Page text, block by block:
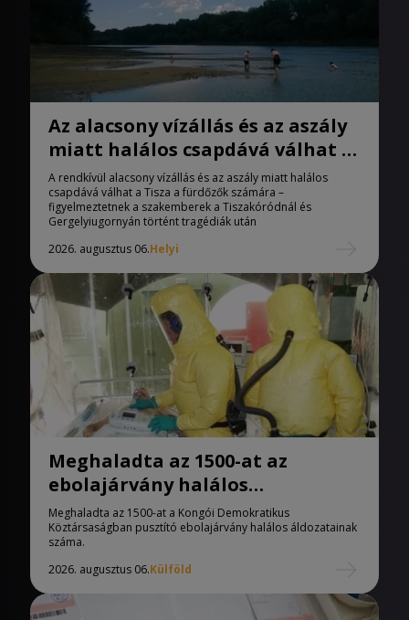
Az alacsony vízállás és az aszály
miatt halálos csapdává válhat a
Tisza
A rendkívül alacsony vízállás és az aszály miatt halálos
csapdává válhat a Tisza a fürdőzők számára –
figyelmeztetnek a szakemberek a Tiszakóródnál és
Gergelyiugornyán történt tragédiák után
2026. augusztus 06.Helyi
Meghaladta az 1500-at az
ebolajárvány halálos
áldozatainak száma
Meghaladta az 1500-at a Kongói Demokratikus
Köztársaságban pusztító ebolajárvány halálos áldozatainak
száma.
2026. augusztus 06.Külföld